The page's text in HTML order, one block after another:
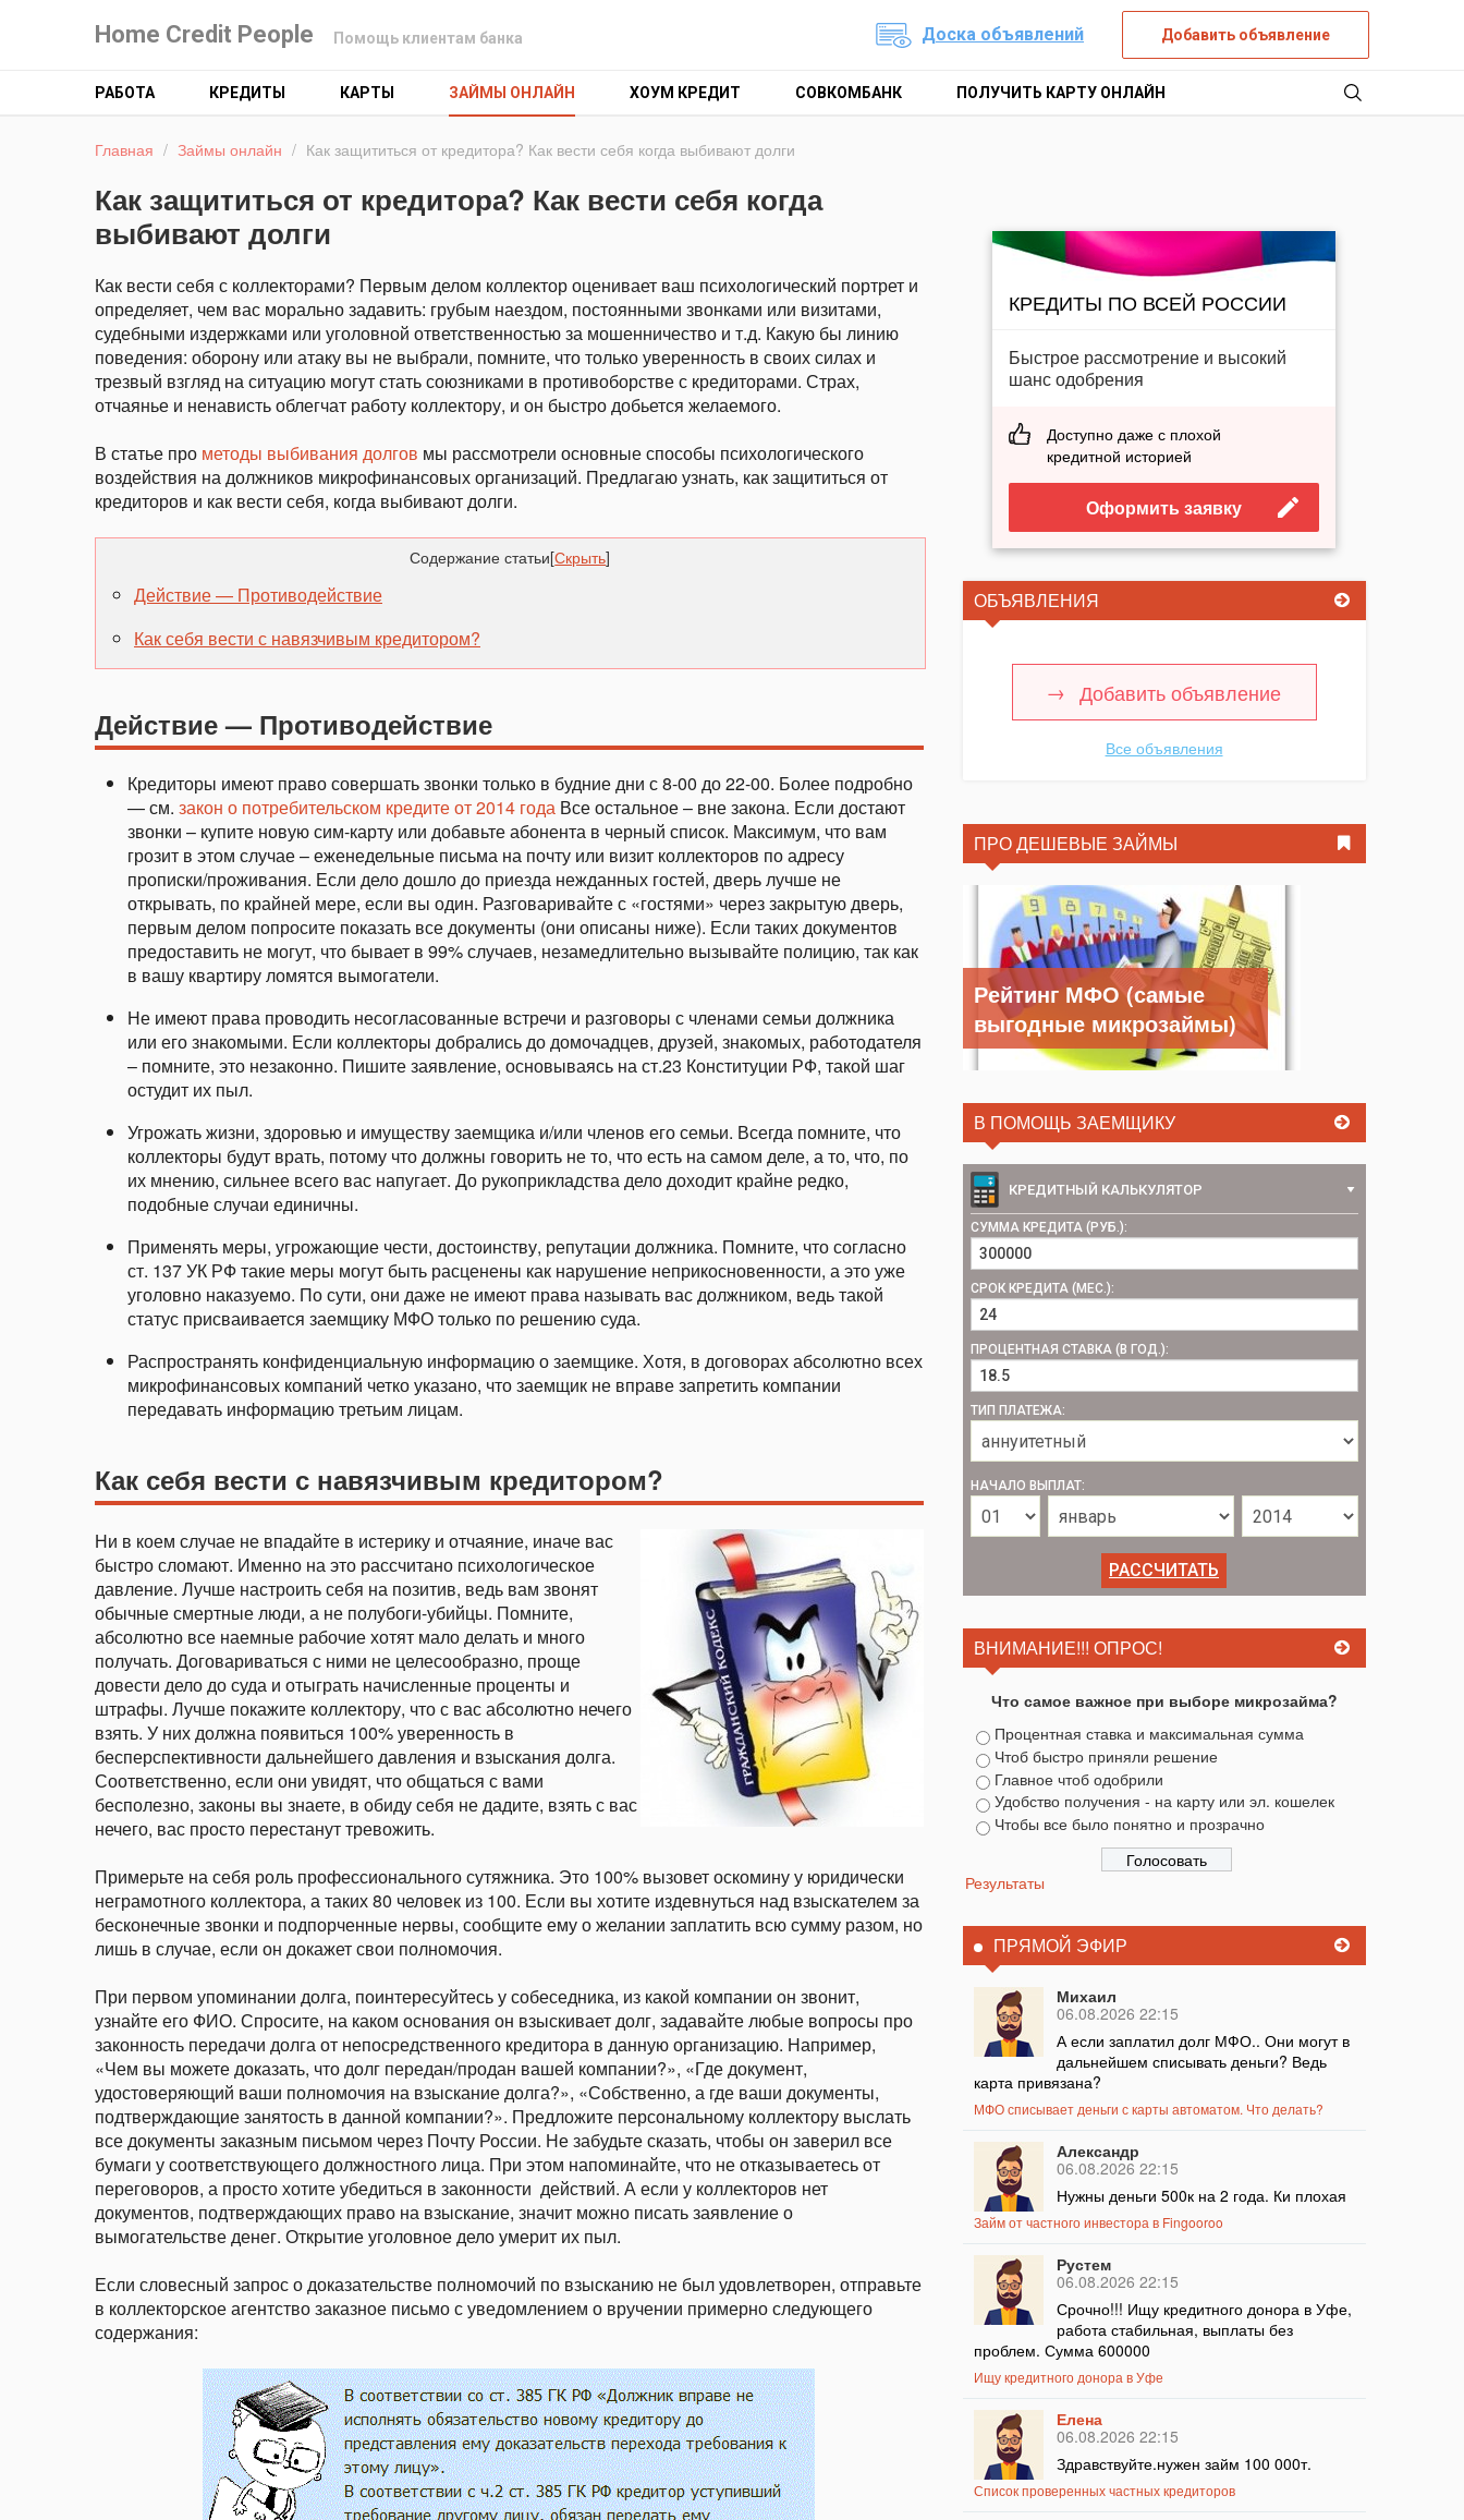
Home Credit People Помощь клиентам банка Доска объявлений Добавить объявление
РАБОТА КРЕДИТЫ КАРТЫ ЗАЙМЫ ОНЛАЙН ХОУМ КРЕДИТ СОВКОМБАНК ПОЛУЧИТЬ КАРТУ ОНЛАЙН
Главная / Займы онлайн / Как защититься от кредитора? Как вести себя когда выбивают долги
Как защититься от кредитора? Как вести себя когда
выбивают долги
Как вести себя с коллекторами? Первым делом коллектор оценивает ваш психологический портрет и
определяет, чем вас морально задавить: грубым наездом, постоянными звонками или визитами,
судебными издержками или уголовной ответственностью за мошенничество и т.д. Какую бы линию
поведения: оборону или атаку вы не выбрали, помните, что только уверенность в своих силах и
трезвый взгляд на ситуацию могут стать союзниками в противоборстве с кредиторами. Страх,
отчаянье и ненависть облегчат работу коллектору, и он быстро добьется желаемого.
В статье про методы выбивания долгов мы рассмотрели основные способы психологического
воздействия на должников микрофинансовых организаций. Предлагаю узнать, как защититься от
кредиторов и как вести себя, когда выбивают долги.
Содержание статьи[Скрыть]
Действие — Противодействие
Как себя вести с навязчивым кредитором?
Действие — Противодействие
Кредиторы имеют право совершать звонки только в будние дни с 8-00 до 22-00. Более подробно
— см. закон о потребительском кредите от 2014 года Все остальное – вне закона. Если достают
звонки – купите новую сим-карту или добавьте абонента в черный список. Максимум, что вам
грозит в этом случае – еженедельные письма на почту или визит коллекторов по адресу
прописки/проживания. Если дело дошло до приезда нежданных гостей, дверь лучше не
открывать, по крайней мере, если вы один. Разговаривайте с «гостями» через закрытую дверь,
первым делом попросите показать все документы (они описаны ниже). Если таких документов
предоставить не могут, что бывает в 99% случаев, незамедлительно вызывайте полицию, так как
в вашу квартиру ломятся вымогатели.
Не имеют права проводить несогласованные встречи и разговоры с членами семьи должника
или его знакомыми. Если коллекторы добрались до домочадцев, друзей, знакомых, работодателя
– помните, это незаконно. Пишите заявление, основываясь на ст.23 Конституции РФ, такой шаг
остудит их пыл.
Угрожать жизни, здоровью и имуществу заемщика и/или членов его семьи. Всегда помните, что
коллекторы будут врать, потому что должны говорить не то, что есть на самом деле, а то, что, по
их мнению, сильнее всего вас напугает. До рукоприкладства дело доходит крайне редко,
подобные случаи единичны.
Применять меры, угрожающие чести, достоинству, репутации должника. Помните, что согласно
ст. 137 УК РФ такие меры могут быть расценены как нарушение неприкосновенности, а это уже
уголовно наказуемо. По сути, они даже не имеют права называть вас должником, ведь такой
статус присваивается заемщику МФО только по решению суда.
Распространять конфиденциальную информацию о заемщике. Хотя, в договорах абсолютно всех
микрофинансовых компаний четко указано, что заемщик не вправе запретить компании
передавать информацию третьим лицам.
Как себя вести с навязчивым кредитором?
Ни в коем случае не впадайте в истерику и отчаяние, иначе вас
быстро сломают. Именно на это рассчитано психологическое
давление. Лучше настроить себя на позитив, ведь вам звонят
обычные смертные люди, а не полубоги-убийцы. Помните,
абсолютно все наемные рабочие хотят мало делать и много
получать. Договариваться с ними не целесообразно, проще
довести дело до суда и отыграть начисленные проценты и
штрафы. Лучше покажите коллектору, что с вас абсолютно нечего
взять. У них должна появиться 100% уверенность в
бесперспективности дальнейшего давления и взыскания долга.
Соответственно, если они увидят, что общаться с вами
бесполезно, законы вы знаете, в обиду себя не дадите, взять с вас
нечего, вас просто перестанут тревожить.
Примерьте на себя роль профессионального сутяжника. Это 100% вызовет оскомину у юридически
неграмотного коллектора, а таких 80 человек из 100. Если вы хотите издевнуться над взыскателем за
бесконечные звонки и подпорченные нервы, сообщите ему о желании заплатить всю сумму разом, но
лишь в случае, если он докажет свои полномочия.
При первом упоминании долга, поинтересуйтесь у собеседника, из какой компании он звонит,
узнайте его ФИО. Спросите, на каком основания он взыскивает долг, задавайте любые вопросы про
законность передачи долга от непосредственного кредитора в данную организацию. Например,
«Чем вы можете доказать, что долг передан/продан вашей компании?», «Где документ,
удостоверяющий ваши полномочия на взыскание долга?», «Собственно, а где ваши документы,
подтверждающие занятость в данной компании?». Предложите персональному коллектору выслать
все документы заказным письмом через Почту России. Не забудьте сказать, чтобы он заверил все
бумаги у соответствующего должностного лица. При этом напоминайте, что не отказываетесь от
переговоров, а просто хотите убедиться в законности действий. А если у коллекторов нет
документов, подтверждающих право на взыскание, значит можно писать заявление о
вымогательстве денег. Открытие уголовное дело умерит их пыл.
Если словесный запрос о доказательстве полномочий по взысканию не был удовлетворен, отправьте
в коллекторское агентство заказное письмо с уведомлением о вручении примерно следующего
содержания:
КРЕДИТЫ ПО ВСЕЙ РОССИИ
Быстрое рассмотрение и высокий
шанс одобрения
Доступно даже с плохой
кредитной историей
Оформить заявку
ОБЪЯВЛЕНИЯ
Добавить объявление
Все объявления
ПРО ДЕШЕВЫЕ ЗАЙМЫ
Рейтинг МФО (самые
выгодные микрозаймы)
В ПОМОЩЬ ЗАЕМЩИКУ
КРЕДИТНЫЙ КАЛЬКУЛЯТОР
СУММА КРЕДИТА (РУБ.):
СРОК КРЕДИТА (МЕС.):
ПРОЦЕНТНАЯ СТАВКА (В ГОД.):
ТИП ПЛАТЕЖА:
НАЧАЛО ВЫПЛАТ:
ВНИМАНИЕ!!! ОПРОС!
Что самое важное при выборе микрозайма?
Процентная ставка и максимальная сумма
Чтоб быстро приняли решение
Главное чтоб одобрили
Удобство получения - на карту или эл. кошелек
Чтобы все было понятно и прозрачно
Результаты
ПРЯМОЙ ЭФИР
Михаил
06.08.2026 22:15
А если заплатил долг МФО.. Они могут в
дальнейшем списывать деньги? Ведь
карта привязана?
МФО списывает деньги с карты автоматом. Что делать?
Александр
06.08.2026 22:15
Нужны деньги 500к на 2 года. Ки плохая
Займ от частного инвестора в Fingooroo
Рустем
06.08.2026 22:15
Срочно!!! Ищу кредитного донора в Уфе,
работа стабильная, выплаты без
проблем. Сумма 600000
Ищу кредитного донора в Уфе
Елена
06.08.2026 22:15
Здравствуйте.нужен займ 100 000т.
Список проверенных частных кредиторов